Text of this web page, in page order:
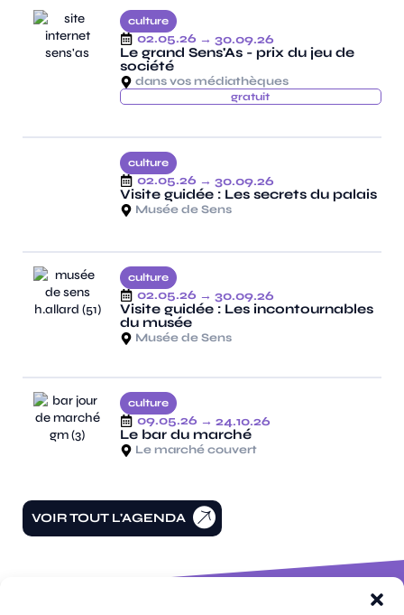
culture
02.05.26 → 30.09.26
Le grand Sens'As - prix du jeu de
société
dans vos médiathèques
gratuit
culture
02.05.26 → 30.09.26
Visite guidée : Les secrets du palais
Musée de Sens
culture
02.05.26 → 30.09.26
Visite guidée : Les incontournables
du musée
Musée de Sens
culture
09.05.26 → 24.10.26
Le bar du marché
Le marché couvert
VOIR TOUT L'AGENDA